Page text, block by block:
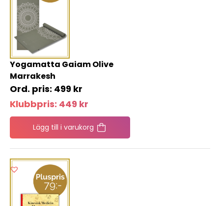
Yogamatta Gaiam Olive
Marrakesh
499 kr
Klubbpris: 449 kr
Lägg till i varukorg